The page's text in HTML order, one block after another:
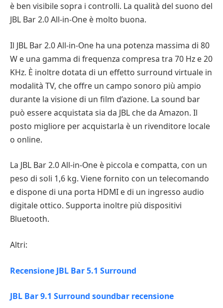
è ben visibile sopra i controlli. La qualità del suono del
JBL Bar 2.0 All-in-One è molto buona.
Il JBL Bar 2.0 All-in-One ha una potenza massima di 80
W e una gamma di frequenza compresa tra 70 Hz e 20
KHz. È inoltre dotata di un effetto surround virtuale in
modalità TV, che offre un campo sonoro più ampio
durante la visione di un film d’azione. La sound bar
può essere acquistata sia da JBL che da Amazon. Il
posto migliore per acquistarla è un rivenditore locale
o online.
La JBL Bar 2.0 All-in-One è piccola e compatta, con un
peso di soli 1,6 kg. Viene fornito con un telecomando
e dispone di una porta HDMI e di un ingresso audio
digitale ottico. Supporta inoltre più dispositivi
Bluetooth.
Altri:
Recensione JBL Bar 5.1 Surround
JBL Bar 9.1 Surround soundbar recensione